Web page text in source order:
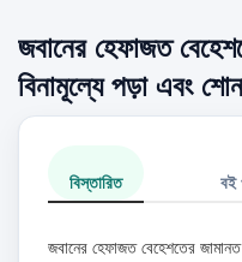
জবানের হেফাজত
বিনামূল্যে পড়া এবং
বিস্তারিত বই
জবানের হেফাজত বেহেশতের